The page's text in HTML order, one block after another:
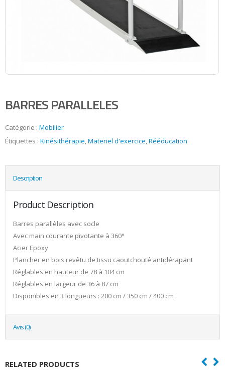
BARRES PARALLELES
Catégorie : Mobilier
Étiquettes : Kinésithérapie,Materiel d'exercice,Rééducation
Description
Product Description
Barres parallèles avec socle
Avec main courante pivotante à 360°
Acier Epoxy
Plancher en bois revêtu de tissu caoutchouté antidérapant
Réglables en hauteur de 78 à 104 cm
Réglables en largeur de 36 à 87 cm
Disponibles en 3 longueurs : 200 cm / 350 cm / 400 cm
Avis (0)
RELATED PRODUCTS